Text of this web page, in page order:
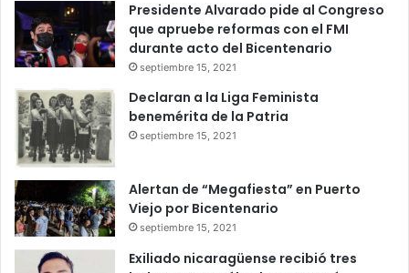
Presidente Alvarado pide al Congreso
que apruebe reformas con el FMI
durante acto del Bicentenario
septiembre 15, 2021
Declaran a la Liga Feminista
benemérita de la Patria
septiembre 15, 2021
Alertan de “Megafiesta” en Puerto
Viejo por Bicentenario
septiembre 15, 2021
Exiliado nicaragüense recibió tres